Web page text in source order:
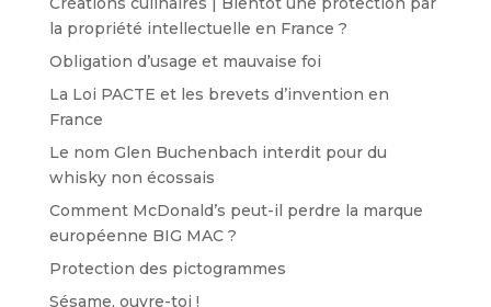
la propriété intellectuelle en France ?
Obligation d’usage et mauvaise foi
La Loi PACTE et les brevets d’invention en
France
Le nom Glen Buchenbach interdit pour du
whisky non écossais
Comment McDonald’s peut-il perdre la marque
européenne BIG MAC ?
Protection des pictogrammes
Sésame, ouvre-toi !